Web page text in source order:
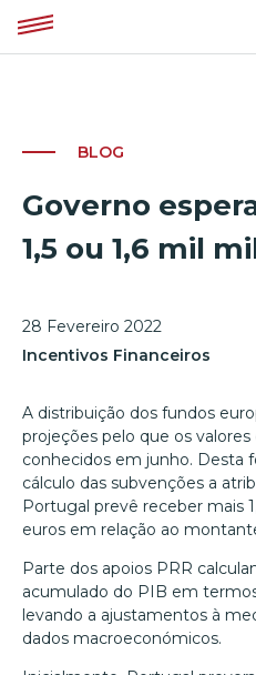
BLOG
Governo
1,5 ou 1,6 mil
28 Fevereiro 2022
Incentivos Financeiros
A distribuição dos fundos
projeções pelo que os valores
conhecidos em junho. Desta
cálculo das subvenções a
Portugal prevê receber mais
euros em relação ao
Parte dos apoios PRR
acumulado do PIB em
levando a ajustamentos à
dados macroeconómicos.